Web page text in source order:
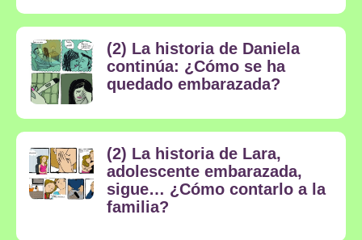
(2) La historia de Daniela
continúa: ¿Cómo se ha
quedado embarazada?
(2) La historia de Lara,
adolescente embarazada,
sigue… ¿Cómo contarlo a la
familia?